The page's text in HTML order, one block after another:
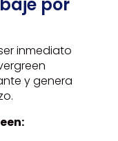
por
inmediato
y genera